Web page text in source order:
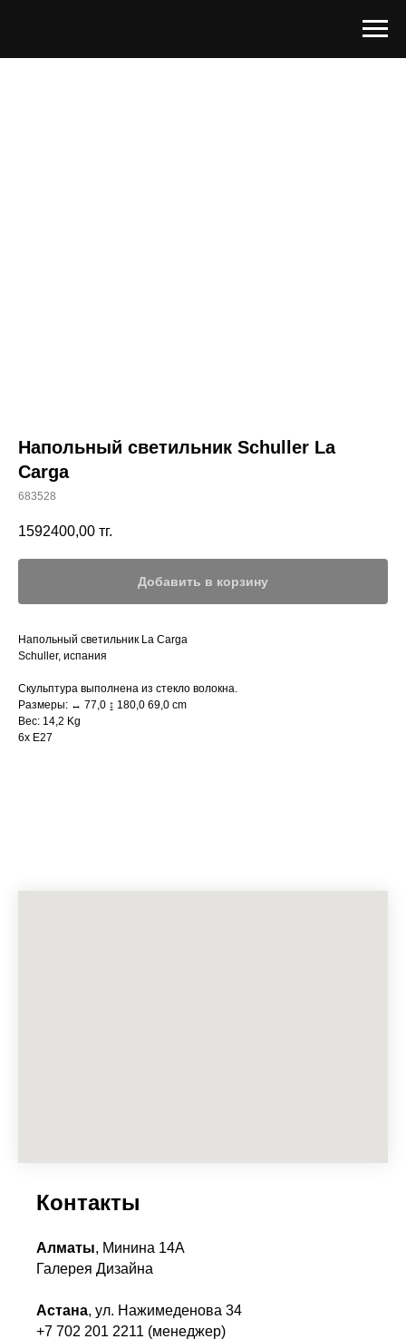
Напольный светильник Schuller La
Carga
683528
1592400,00 тг.
Добавить в корзину
Напольный светильник La Carga
Schuller, испания
Скульптура выполнена из стекло волокна.
Размеры: ↔ 77,0 ↨ 180,0 69,0 cm
Вес: 14,2 Kg
6x E27
Контакты
Алматы, Минина 14А
Галерея Дизайна
Астана, ул. Нажимеденова 34
+7 702 201 2211 (менеджер)